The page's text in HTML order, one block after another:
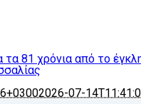
τα 81 χρόνια από το
2026-07-